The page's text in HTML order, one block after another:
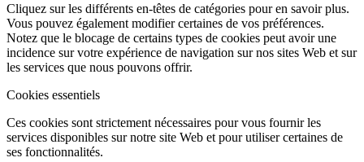
Cliquez sur les différents en-têtes de catégories pour en savoir plus.
Vous pouvez également modifier certaines de vos préférences.
Notez que le blocage de certains types de cookies peut avoir une
incidence sur votre expérience de navigation sur nos sites Web et sur
les services que nous pouvons offrir.
Cookies essentiels
Ces cookies sont strictement nécessaires pour vous fournir les
services disponibles sur notre site Web et pour utiliser certaines de
ses fonctionnalités.